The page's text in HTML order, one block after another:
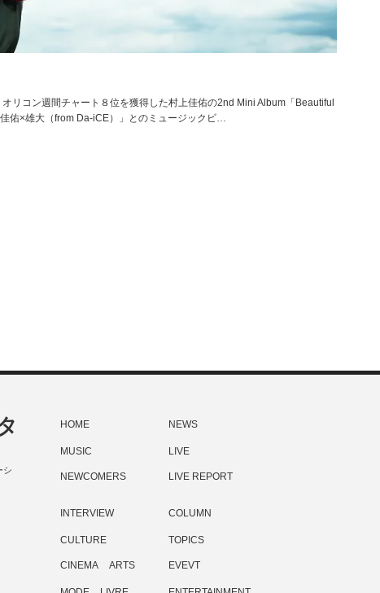
リコン週間チャート８位を獲得した村上佳佑の2nd Mini Album「Beautiful
佑×雄大（from Da-iCE）」とのミュージックビ…
HOME NEWS
MUSIC
NEWCOMERS
LIVE
LIVE REPORT
INTERVIEW COLUMN
CULTURE
CINEMA ARTS
TOPICS
EVEVT
シ